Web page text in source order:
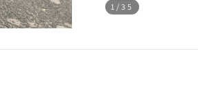
1 /35